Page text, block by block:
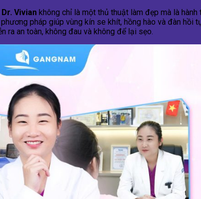
Dr. Vivian không chỉ là một thủ thuật làm đẹp mà là
pháp giúp vùng kín se khít, hồng hào và đàn
ra an toàn, không đau và không để lại sẹo.